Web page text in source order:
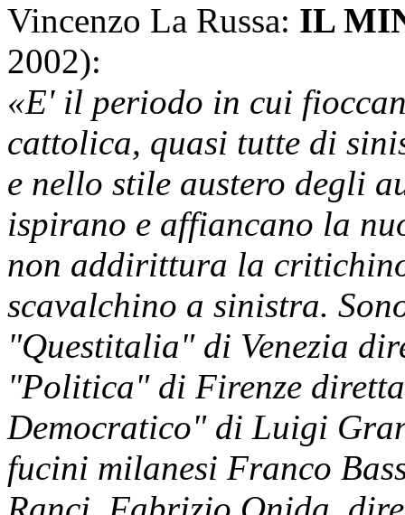
Vincenzo La Russa: IL
2002):
«E' il periodo in cui
cattolica, quasi tutte di
e nello stile austero degli
ispirano e affiancano la
non addirittura la
scavalchino a sinistra.
"Questitalia" di Venezia
"Politica" di Firenze
Democratico" di Luigi
fucini milanesi Franco